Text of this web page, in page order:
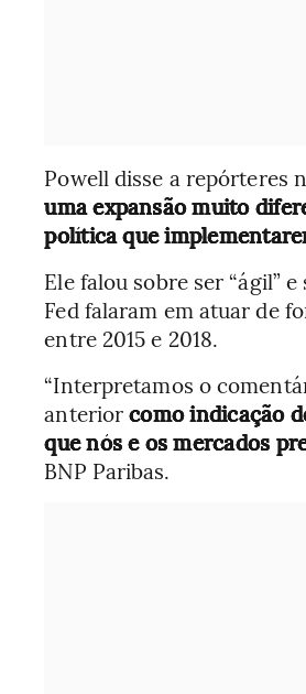
Powell disse a repórteres
uma expansão muito
política que
Ele falou sobre ser “ágil”
Fed falaram em atuar de
entre 2015 e 2018.
“Interpretamos o
anteriorcomo indicação
que nós e os mercados
BNP Paribas.